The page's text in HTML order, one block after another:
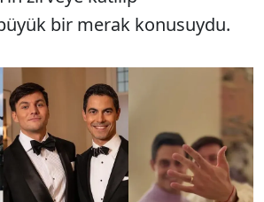
bir merak konusuydu.